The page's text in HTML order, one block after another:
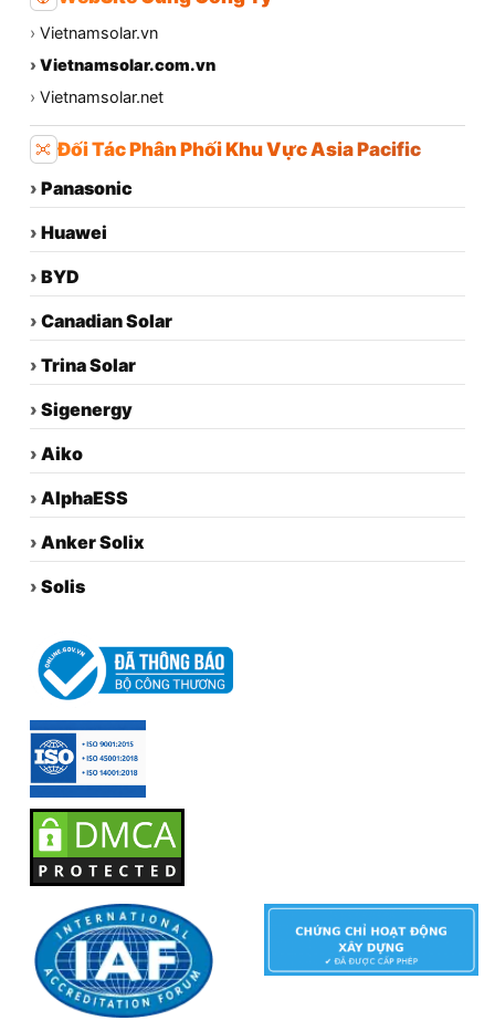
› Vietnamsolar.vn
› Vietnamsolar.com.vn
› Vietnamsolar.net
Đối Tác Phân Phối Khu Vực Asia Pacific
› Panasonic
› Huawei
› BYD
› Canadian Solar
› Trina Solar
› Sigenergy
› Aiko
› AlphaESS
› Anker Solix
› Solis